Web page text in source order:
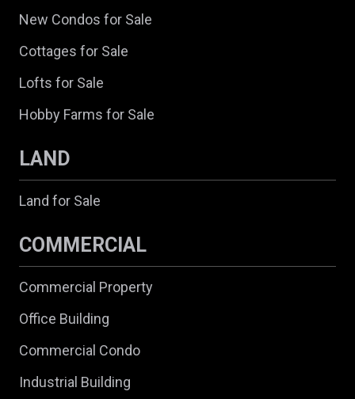
New Condos for Sale
Cottages for Sale
Lofts for Sale
Hobby Farms for Sale
LAND
Land for Sale
COMMERCIAL
Commercial Property
Office Building
Commercial Condo
Industrial Building